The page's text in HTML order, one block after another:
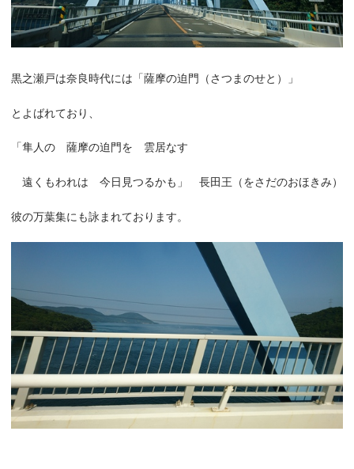
黒之瀬戸は奈良時代には「薩摩の迫門（さつまのせと）」
とよばれており、
「隼人の 薩摩の迫門を 雲居なす
遠くもわれは 今日見つるかも」 長田王（をさだのおほきみ）
彼の万葉集にも詠まれております。